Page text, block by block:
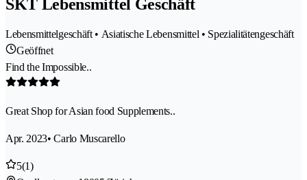
SKT Lebensmittel Geschäft
Lebensmittelgeschäft • Asiatische Lebensmittel • Spezialitätengeschäft
Geöffnet
Find the Impossible..
Great Shop for Asian food Supplements..
Apr. 2023• Carlo Muscarello
5(1)